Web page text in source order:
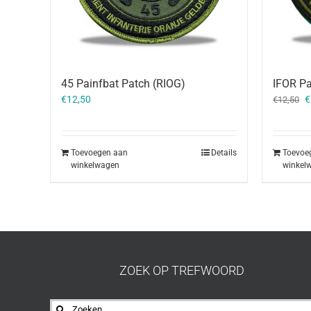
45 Painfbat Patch (RIOG)
€12,50
Toevoegen aan
winkelwagen
Details
IFOR
€12,50 €
ZOEK OP TREFWOORD
Zoeken